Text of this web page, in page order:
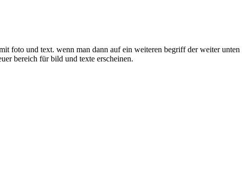
foto und text. wenn man dann auf ein weiteren begriff der weiter unten
bereich für bild und texte erscheinen.